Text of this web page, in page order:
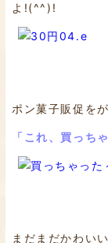
よ!(^^)!
ポン菓子販促を
「これ、買っち
まだまだかわい